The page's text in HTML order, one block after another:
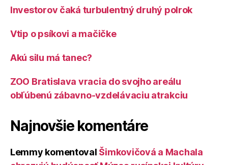
Investorov čaká turbulentný druhý polrok
Vtip o psíkovi a mačičke
Akú silu má tanec?
ZOO Bratislava vracia do svojho areálu
obľúbenú zábavno-vzdelávaciu atrakciu
Najnovšie komentáre
Lemmy komentoval Šimkovičová a Machala